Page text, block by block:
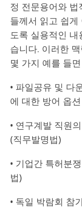
정 전문용어와
들께서 읽고 쉽
도록 실용적인
습니다. 이러한
몇 가지 예를 들
• 파일공유 및 다
에 대한 방어 옵
• 연구계발 직원
(직무발명법)
• 기업간 특허분
법)
• 독일 박람회 참